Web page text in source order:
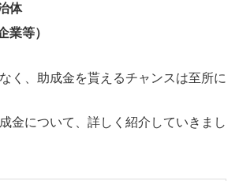
体
業等）
く、助成金を貰えるチャンスは至所に
金について、詳しく紹介していきまし